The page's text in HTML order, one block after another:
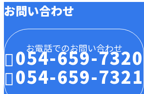
お問い合わせ
お電話でのお問い合わせ
054-659-7320
054-659-7321